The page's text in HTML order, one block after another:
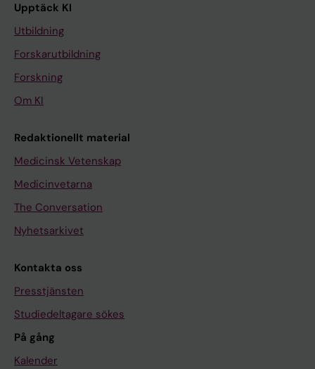
Upptäck KI
Utbildning
Forskarutbildning
Forskning
Om KI
Redaktionellt material
Medicinsk Vetenskap
Medicinvetarna
The Conversation
Nyhetsarkivet
Kontakta oss
Presstjänsten
Studiedeltagare sökes
På gång
Kalender